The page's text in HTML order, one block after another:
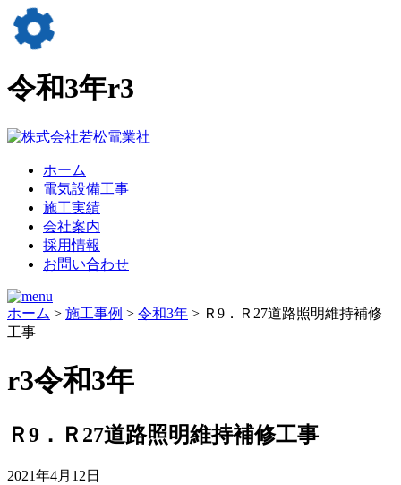
令和3年r3
ホーム
電気設備工事
施工実績
会社案内
採用情報
お問い合わせ
ホーム > 施工事例 > 令和3年 > Ｒ9．Ｒ27道路照明維持補修
工事
r3令和3年
Ｒ9．Ｒ27道路照明維持補修工事
2021年4月12日